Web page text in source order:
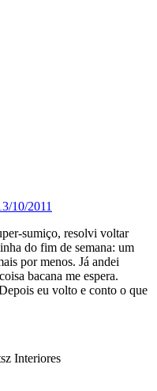
10/2011
sumiço, resolvi voltar
do fim de semana: um
por menos. Já andei
bacana me espera.
eu volto e conto o que
Interiores